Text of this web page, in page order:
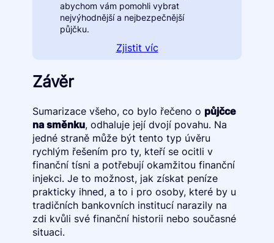
abychom vám pomohli vybrat
nejvýhodnější a nejbezpečnější
půjčku.
Zjistit víc
Závěr
Sumarizace všeho, co bylo řečeno o půjčce
na směnku, odhaluje její dvojí povahu. Na
jedné straně může být tento typ úvěru
rychlým řešením pro ty, kteří se ocitli v
finanční tísni a potřebují okamžitou finanční
injekci. Je to možnost, jak získat peníze
prakticky ihned, a to i pro osoby, které by u
tradičních bankovních institucí narazily na
zdi kvůli své finanční historii nebo současné
situaci.